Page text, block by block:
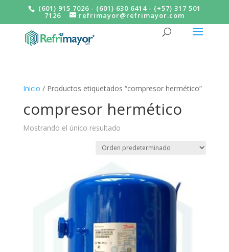
(601) 915 7026 - (601) 630 6414 - (+57) 317 501
7126 refrimayor@refrimayor.com
Inicio / Productos etiquetados “compresor hermético”
compresor hermético
Mostrando el único resultado